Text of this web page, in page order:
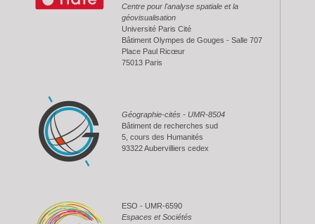
Centre pour l'analyse spatiale et la
géovisualisation
Université Paris Cité
Bâtiment Olympes de Gouges - Salle 707
Place Paul Ricœur
75013 Paris
Géographie-cités - UMR-8504
Bâtiment de recherches sud
5, cours des Humanités
93322 Aubervilliers cedex
ESO - UMR-6590
Espaces et Sociétés